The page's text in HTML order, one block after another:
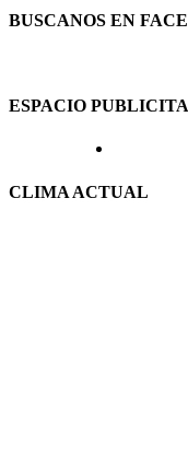
BUSCANOS EN
ESPACIO
CLIMA ACTUAL